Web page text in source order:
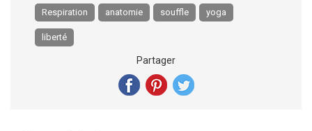
Respiration anatomie souffle yoga
liberté
Partager